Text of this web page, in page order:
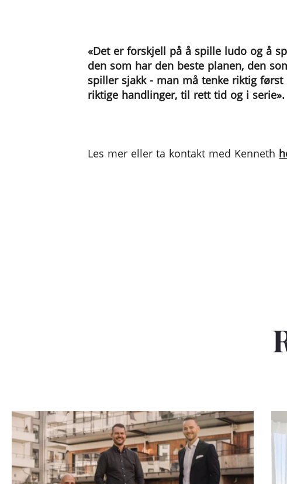
«Det er forskjell på å spille ludo og å
den som har den beste planen, den
spiller sjakk - man må tenke riktig
riktige handlinger, til rett tid og i serie».
Les mer eller ta kontakt med Kenneth